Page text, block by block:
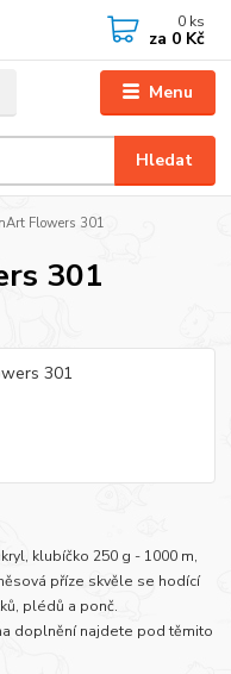
Menu
Hledat
0 ks
za 0 Kč
Flowers 301
301
klubíčko 250 g - 1000 m,
příze skvěle se hodící
plédů a ponč.
doplnění najdete pod těmito